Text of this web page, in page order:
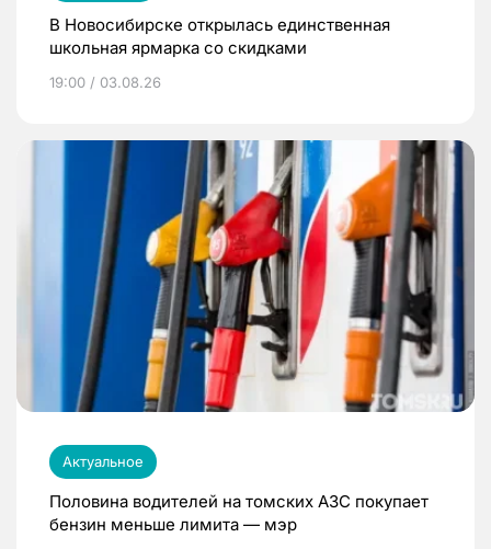
В Новосибирске открылась единственная
школьная ярмарка со скидками
19:00 / 03.08.26
Актуальное
Половина водителей на томских АЗС покупает
бензин меньше лимита — мэр